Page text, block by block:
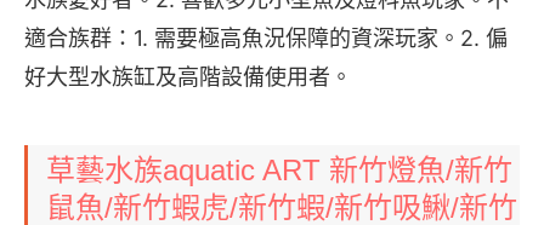
適合族群：1. 需要極高魚況保障的資深玩家。2. 偏
好大型水族缸及高階設備使用者。
草藝水族aquatic ART 新竹燈魚/新竹
鼠魚/新竹蝦虎/新竹蝦/新竹吸鰍/新竹